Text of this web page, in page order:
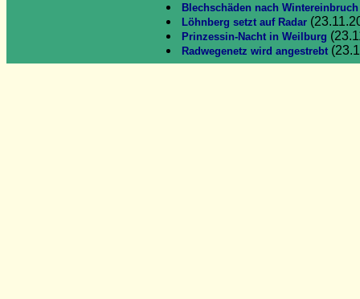
Blechschäden nach Wintereinbruch
Löhnberg setzt auf Radar
Prinzessin-Nacht in Weilburg
Radwegenetz wird angestrebt